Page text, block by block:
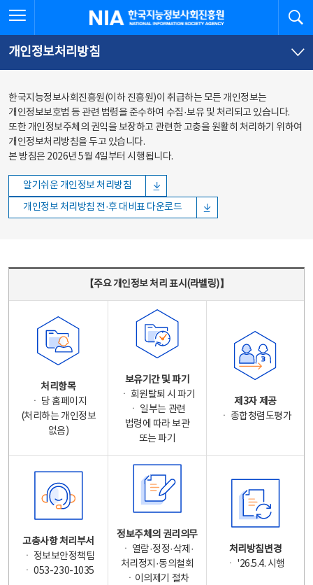
바로가기
바로가기
한국지능정보사회진흥원
개인정보처리방침
한국지능정보사회진흥원(이하 진흥원)이 취급하는 모든 개인정보는
개인정보보호법 등 관련 법령을 준수하여 수집·보유 및 처리되고 있습니다.
또한 개인정보주체의 권익을 보장하고 관련한 고충을 원활히 처리하기 위하여
개인정보처리방침을 두고 있습니다.
본 방침은 2026년 5월 4일부터 시행됩니다.
알기쉬운 개인정보 처리방침
개인정보 처리방침 전·후 대비표 다운로드
【주요 개인정보 처리 표시(라벨링)】
처리항목
ㆍ 당 홈페이지
(처리하는 개인정보
없음)
보유기간 및 파기
ㆍ 회원탈퇴 시 파기
ㆍ 일부는 관련
법령에 따라 보관
또는 파기
제3자 제공
ㆍ 종합청렴도평가
고충사항 처리부서
ㆍ 정보보안정책팀
ㆍ 053-230-1035
정보주체의 권리의무
ㆍ 열람·정정·삭제·
처리정지·동의철회
ㆍ이의제기 절차
처리방침변경
ㆍ '26.5.4. 시행